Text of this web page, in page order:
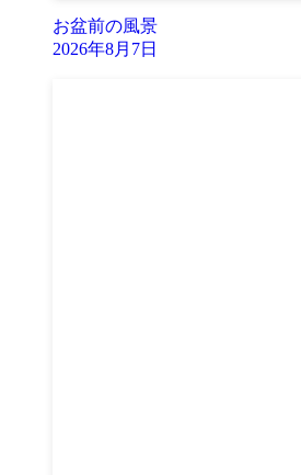
お盆前の風景
2026年8月7日